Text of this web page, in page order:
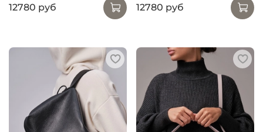
12780 руб
12780 руб